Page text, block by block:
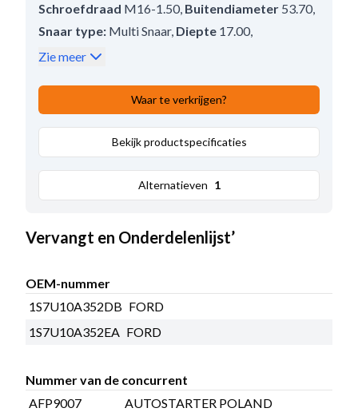
Schroefdraad M16-1.50, Buitendiameter 53.70,
Snaar type: Multi Snaar, Diepte 17.00,
Vrijloop: Met
Afstand achter in mm3.50,
Multi-V;Vrijloop
Zie meer
Waar te verkrijgen?
Bekijk productspecificaties
Alternatieven 1
Vervangt en Onderdelenlijst’
OEM-nummer
1S7U10A352DB FORD
1S7U10A352EA FORD
Nummer van de concurrent
AFP9007
AUTOSTARTER POLAND